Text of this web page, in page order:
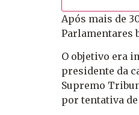
Após mais de
Parlamentares
O objetivo era
presidente da
Supremo
por tentativa